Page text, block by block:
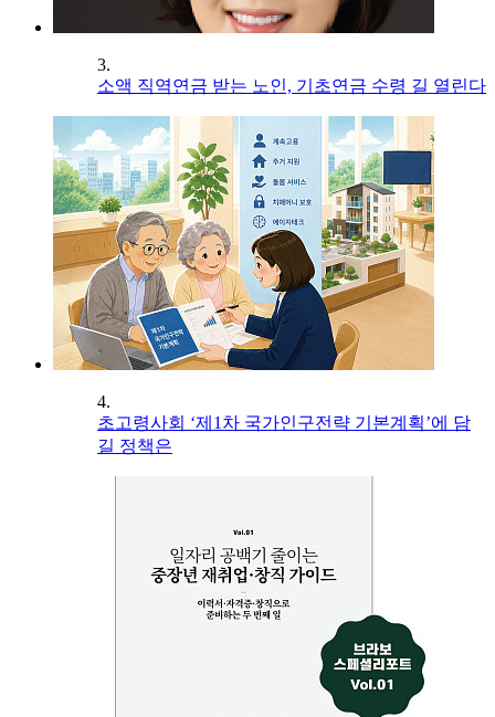
3.
소액 직역연금 받는 노인, 기초연금 수령 길 열린다
4.
초고령사회 ‘제1차 국가인구전략 기본계획’에 담
길 정책은